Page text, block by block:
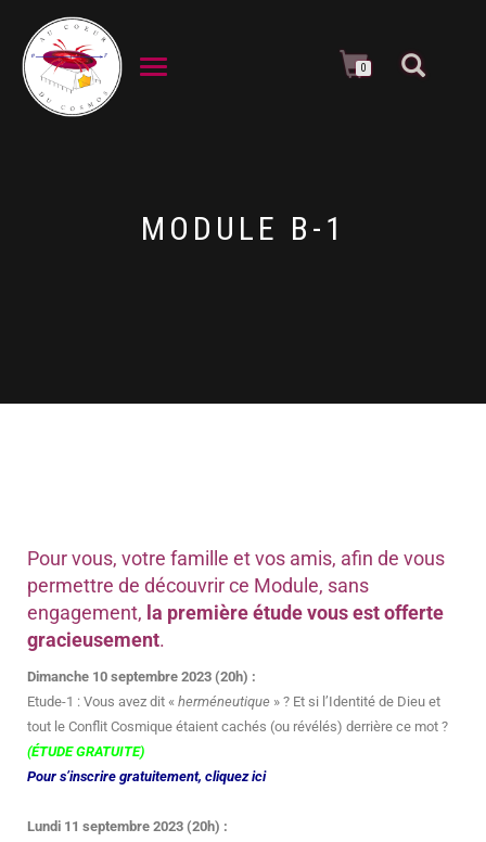
DÉPLIER LA NAVIGATION 0
MODULE B-1
Pour vous, votre famille et vos amis, afin de vous
permettre de découvrir ce Module, sans
engagement, la première étude vous est offerte
gracieusement.
Dimanche 10 septembre 2023 (20h) :
Etude-1 : Vous avez dit « herméneutique » ? Et si l’Identité de Dieu et
tout le Conflit Cosmique étaient cachés (ou révélés) derrière ce mot ?
(ÉTUDE GRATUITE)
Pour s’inscrire gratuitement, cliquez ici
Lundi 11 septembre 2023 (20h) :